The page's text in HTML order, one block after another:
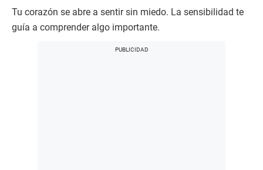
Tu corazón se abre a sentir sin miedo. La sensibilidad te
guía a comprender algo importante.